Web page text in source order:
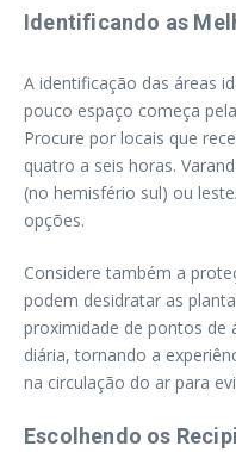
Identificando as
A identificação das áreas
pouco espaço começa
Procure por locais que
quatro a seis horas.
(no hemisfério sul) ou
opções.
Considere também a
podem desidratar as
proximidade de pontos de
diária, tornando a
na circulação do ar para
Escolhendo os